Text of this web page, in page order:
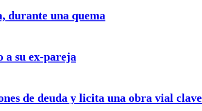
durante una quema
a su ex-pareja
de deuda y licita una obra vial clave